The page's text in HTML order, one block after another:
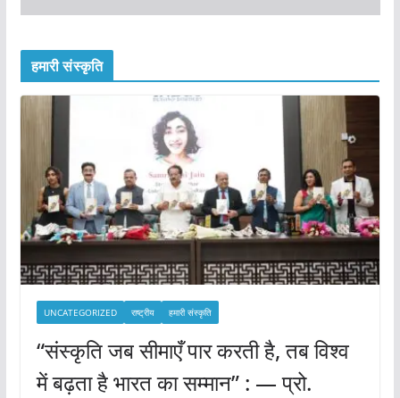
हमारी संस्कृति
UNCATEGORIZED राष्ट्रीय हमारी संस्कृति
“संस्कृति जब सीमाएँ पार करती है, तब विश्व
में बढ़ता है भारत का सम्मान” : — प्रो.